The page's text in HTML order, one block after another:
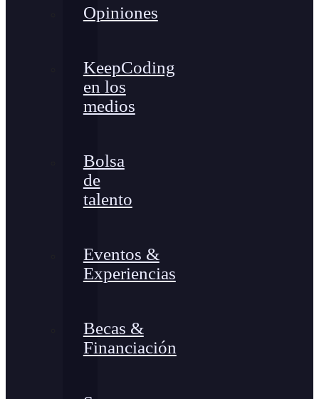
Opiniones
KeepCoding
en los
medios
Bolsa
de
talento
Eventos &
Experiencias
Becas &
Financiación